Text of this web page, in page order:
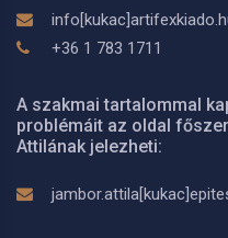
+36 1 783 1711
A szakmai tartalommal
problémáit az oldal
Attilának jelezheti: